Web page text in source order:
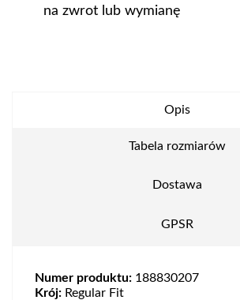
na zwrot lub wymianę
Opis
Tabela rozmiarów
Dostawa
GPSR
Numer produktu: 188830207
Krój: Regular Fit